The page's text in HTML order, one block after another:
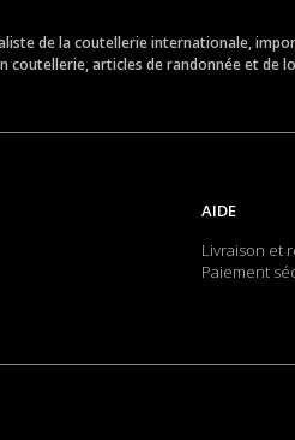
de la coutellerie internationale,
coutellerie, articles de randonnée et de
AIDE
Livraison et
Paiement